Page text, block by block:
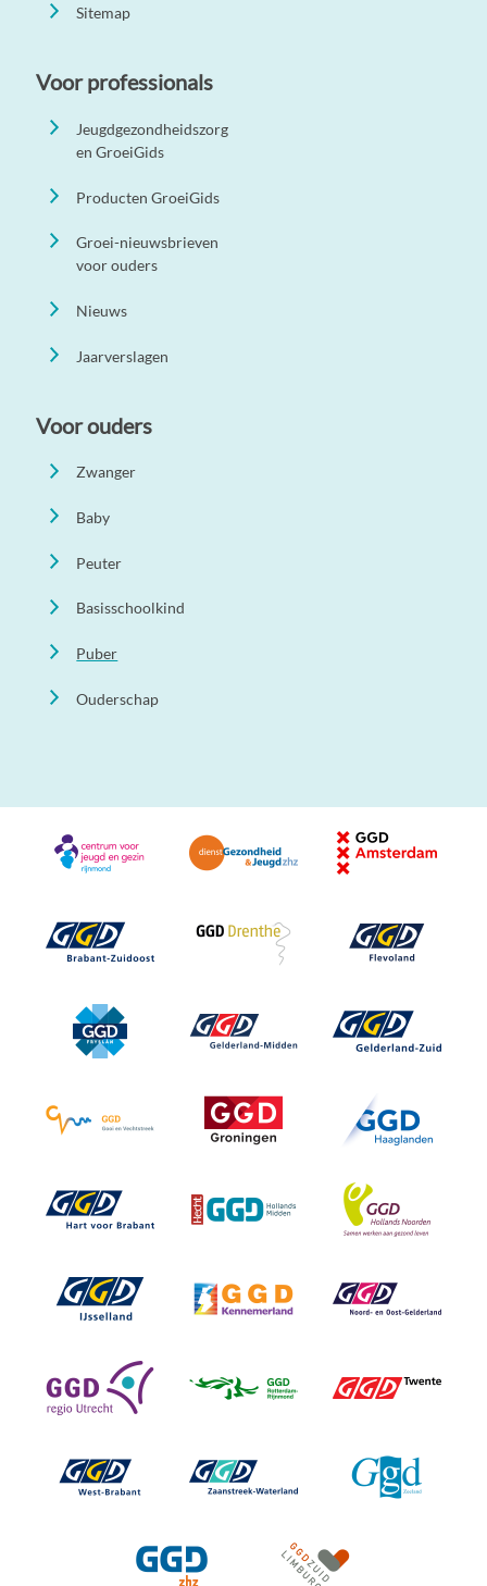
Sitemap
Voor professionals
Jeugdgezondheidszorg
en GroeiGids
Producten GroeiGids
Groei-nieuwsbrieven
voor ouders
Nieuws
Jaarverslagen
Voor ouders
Zwanger
Baby
Peuter
Basisschoolkind
Puber
Ouderschap